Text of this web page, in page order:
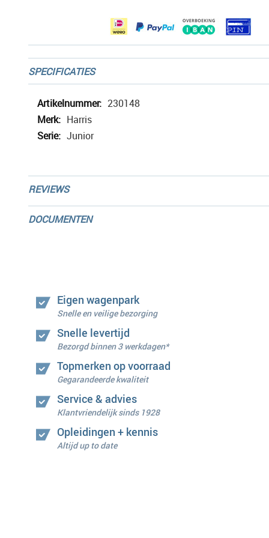
SPECIFICATIES
Meer
informatie
230148
Harris
Junior
REVIEWS
DOCUMENTEN
Eigen wagenpark
Snelle en veilige bezorging
Snelle levertijd
Bezorgd binnen 3 werkdagen*
Topmerken op voorraad
Gegarandeerde kwaliteit
Service & advies
Klantvriendelijk sinds 1928
Opleidingen + kennis
Altijd up to date